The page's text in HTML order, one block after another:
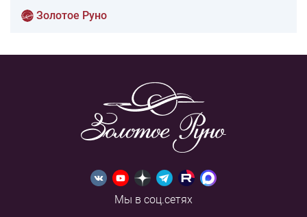
Золотое Руно
Мы в соц.сетях